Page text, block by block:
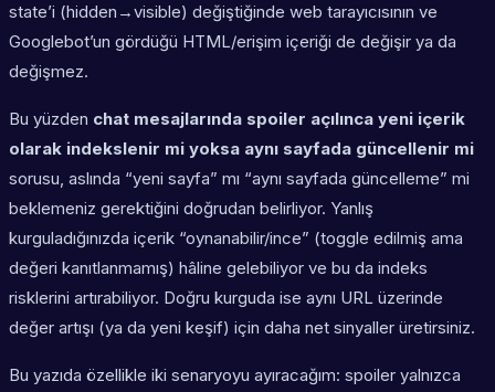
state’i (hidden→visible) değiştiğinde web tarayıcısının ve
Googlebot’un gördüğü HTML/erişim içeriği de değişir ya da
değişmez.
Bu yüzden chat mesajlarında spoiler açılınca yeni içerik
olarak indekslenir mi yoksa aynı sayfada güncellenir mi
sorusu, aslında “yeni sayfa” mı “aynı sayfada güncelleme” mi
beklemeniz gerektiğini doğrudan belirliyor. Yanlış
kurguladığınızda içerik “oynanabilir/ince” (toggle edilmiş ama
değeri kanıtlanmamış) hâline gelebiliyor ve bu da indeks
risklerini artırabiliyor. Doğru kurguda ise aynı URL üzerinde
değer artışı (ya da yeni keşif) için daha net sinyaller üretirsiniz.
Bu yazıda özellikle iki senaryoyu ayıracağım: spoiler yalnızca